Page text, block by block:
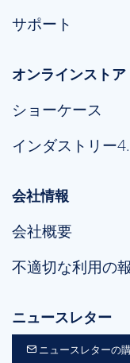
サポート
オンラインストア
ショーケース
インダストリー
会社情報
会社概要
不適切な利用の
ニュースレター
ニュースレターの